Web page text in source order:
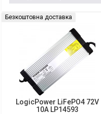
Безкоштовна доставка
LogicPower LiFePO4 72V
10A LP14593